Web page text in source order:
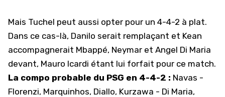
Mais Tuchel peut aussi opter pour un 4-4-2 à plat.
Dans ce cas-là, Danilo serait remplaçant et Kean
accompagnerait Mbappé, Neymar et Angel Di Maria
devant, Mauro Icardi étant lui forfait pour ce match.
La compo probable du PSG en 4-4-2 : Navas -
Florenzi, Marquinhos, Diallo, Kurzawa - Di Maria,